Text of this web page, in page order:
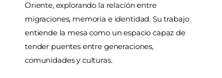
Oriente, explorando la relación entre
migraciones, memoria e identidad. Su trabajo
entiende la mesa como un espacio capaz de
tender puentes entre generaciones,
comunidades y culturas.